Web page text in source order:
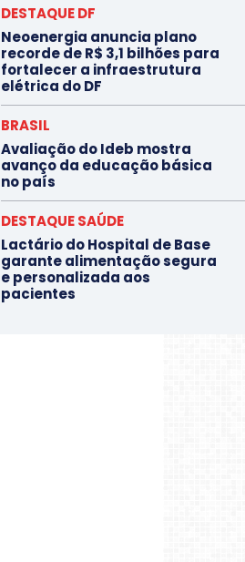
DESTAQUE DF
Neoenergia anuncia plano
recorde de R$ 3,1 bilhões para
fortalecer a infraestrutura
elétrica do DF
BRASIL
Avaliação do Ideb mostra
avanço da educação básica
no país
DESTAQUE SAÚDE
Lactário do Hospital de Base
garante alimentação segura
e personalizada aos
pacientes